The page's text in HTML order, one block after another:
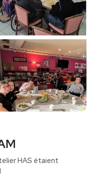
HAS étaient